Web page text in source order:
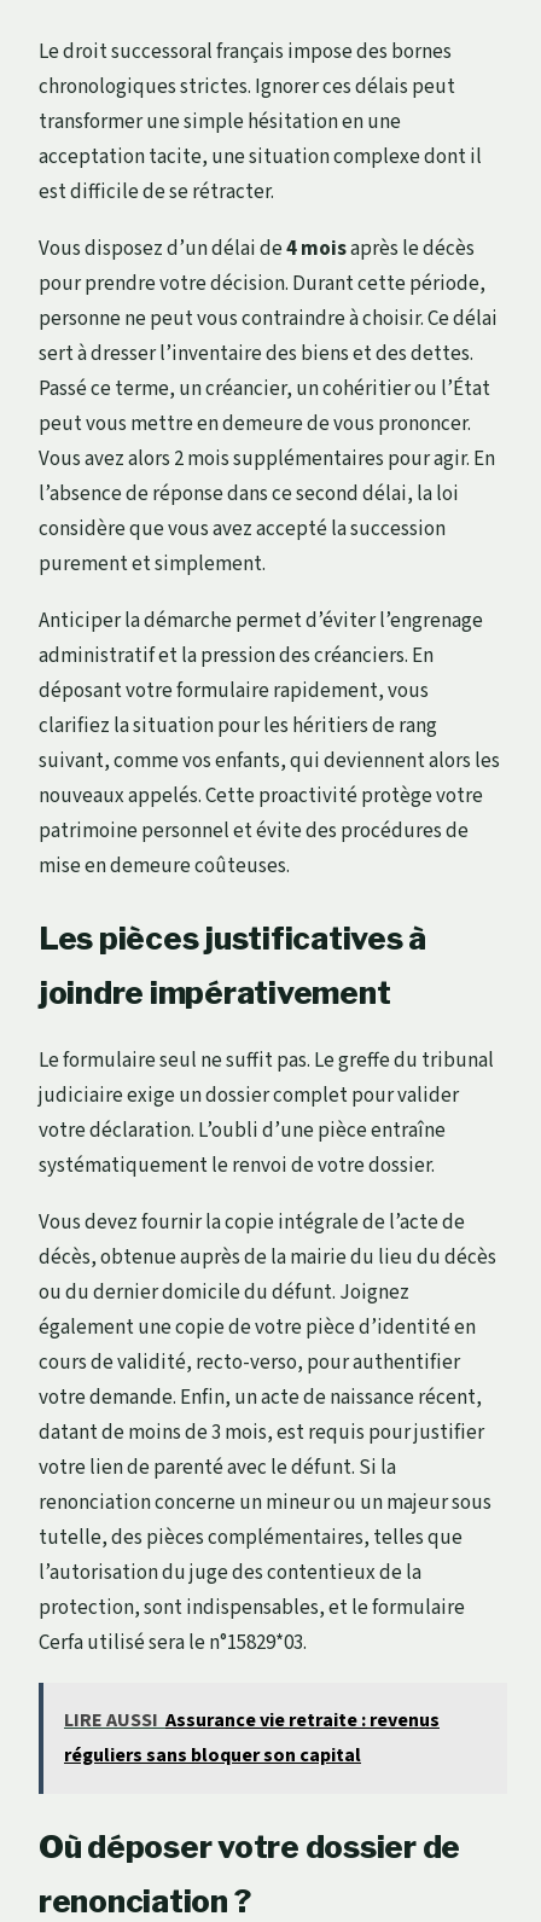
Le droit successoral français impose des bornes
chronologiques strictes. Ignorer ces délais peut
transformer une simple hésitation en une
acceptation tacite, une situation complexe dont il
est difficile de se rétracter.
Vous disposez d’un délai de4 moisaprès le décès
pour prendre votre décision. Durant cette période,
personne ne peut vous contraindre à choisir. Ce délai
sert à dresser l’inventaire des biens et des dettes.
Passé ce terme, un créancier, un cohéritier ou l’État
peut vous mettre en demeure de vous prononcer.
Vous avez alors 2 mois supplémentaires pour agir. En
l’absence de réponse dans ce second délai, la loi
considère que vous avez accepté la succession
purement et simplement.
Anticiper la démarche permet d’éviter l’engrenage
administratif et la pression des créanciers. En
déposant votre formulaire rapidement, vous
clarifiez la situation pour les héritiers de rang
suivant, comme vos enfants, qui deviennent alors les
nouveaux appelés. Cette proactivité protège votre
patrimoine personnel et évite des procédures de
mise en demeure coûteuses.
Les pièces justificatives à
joindre impérativement
Le formulaire seul ne suffit pas. Le greffe du tribunal
judiciaire exige un dossier complet pour valider
votre déclaration. L’oubli d’une pièce entraîne
systématiquement le renvoi de votre dossier.
Vous devez fournir la copie intégrale de l’acte de
décès, obtenue auprès de la mairie du lieu du décès
ou du dernier domicile du défunt. Joignez
également une copie de votre pièce d’identité en
cours de validité, recto-verso, pour authentifier
votre demande. Enfin, un acte de naissance récent,
datant de moins de 3 mois, est requis pour justifier
votre lien de parenté avec le défunt. Si la
renonciation concerne un mineur ou un majeur sous
tutelle, des pièces complémentaires, telles que
l’autorisation du juge des contentieux de la
protection, sont indispensables, et le formulaire
Cerfa utilisé sera le n°15829*03.
LIRE AUSSI Assurance vie retraite : revenus
réguliers sans bloquer son capital
Où déposer votre dossier de
renonciation ?